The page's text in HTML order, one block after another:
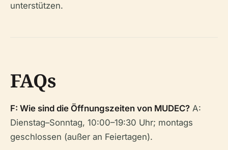
unterstützen.
FAQs
F: Wie sind die Öffnungszeiten von MUDEC? A:
Dienstag–Sonntag, 10:00–19:30 Uhr; montags
geschlossen (außer an Feiertagen).